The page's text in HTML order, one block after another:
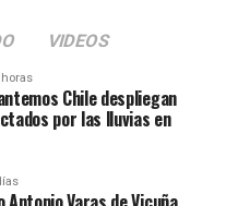
VIDEOS
Chile despliegan
por las lluvias en